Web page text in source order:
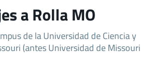
a Rolla MO
de la Universidad de Ciencia y
(antes Universidad de Missouri